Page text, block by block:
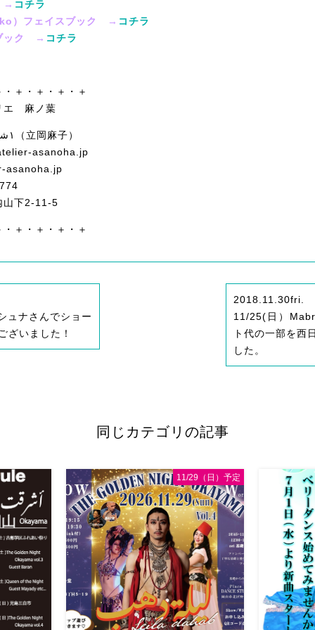
→ コチラ
）フェイスブック → コチラ
ック → コチラ
＋・＋・＋・＋
エ 麻ノ葉
ASHRAQAT ١شرقت（立岡麻子）
asanoha.jp
asanoha.jp
山下2-11-5
＋・＋・＋・＋
ナさんでショー
ざいました！
2018.11.30fri.
11/25(日）
ト代の一部を西
した。
同じカテゴリの記事
11/29（日）予定